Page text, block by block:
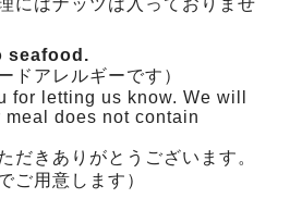
にはナッツは入っておりませ
seafood.
ドアレルギーです）
letting us know. We will
meal does not contain
だきありがとうございます。
ご用意します）